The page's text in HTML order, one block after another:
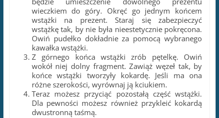
wieczkiem do góry. Okręć go jednym końcem
wstążki na prezent. Staraj się zabezpieczyć
wstążkę tak, by nie była nieestetycznie pokręcona.
Owiń pudełko dokładnie za pomocą wybranego
kawałka wstążki.
Z górnego końca wstążki zrób pętelkę. Owiń
wokół niej dolny fragment. Zawiąż węzeł tak, by
końce wstążki tworzyły kokardę. Jeśli ma ona
różne szerokości, wyrównaj ją kciukiem.
Teraz możesz przyciąć pozostałą część wstążki.
Dla pewności możesz również przykleić kokardą
dwustronną taśmą.